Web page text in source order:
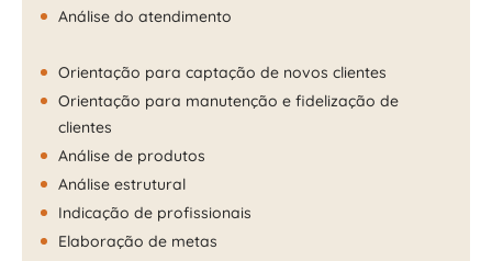
Análise do atendimento
Orientação para captação de novos clientes
Orientação para manutenção e fidelização de
clientes
Análise de produtos
Análise estrutural
Indicação de profissionais
Elaboração de metas